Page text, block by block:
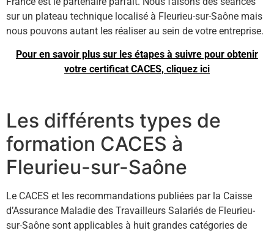
sur un plateau technique localisé à Fleurieu-sur-Saône mais
nous pouvons autant les réaliser au sein de votre entreprise.
Pour en savoir plus sur les étapes à suivre pour obtenir
votre certificat CACES, cliquez ici
Les différents types de
formation CACES à
Fleurieu-sur-Saône
Le CACES et les recommandations publiées par la Caisse
d’Assurance Maladie des Travailleurs Salariés de Fleurieu-
sur-Saône sont applicables à huit grandes catégories de